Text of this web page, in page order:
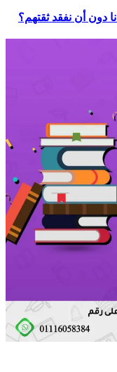
دون أن نفقد ثقتهم؟